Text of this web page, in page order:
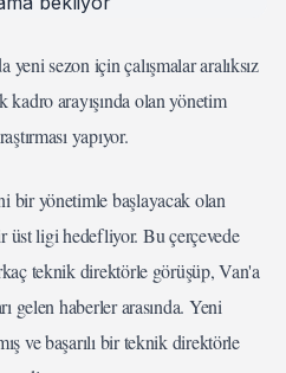
sezon için çalışmalar aralıksız
arayışında olan yönetim
yapıyor.
bir yönetimle başlayacak olan
üst ligi hedefliyor. Bu çerçevede
teknik direktörle görüşüp, Van'a
gelen haberler arasında. Yeni
ve başarılı bir teknik direktörle